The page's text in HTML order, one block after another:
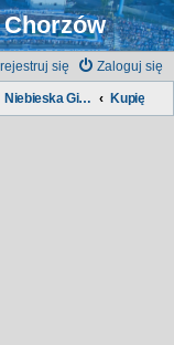
Zaloguj się
się
Niebieska Giełda Kupię